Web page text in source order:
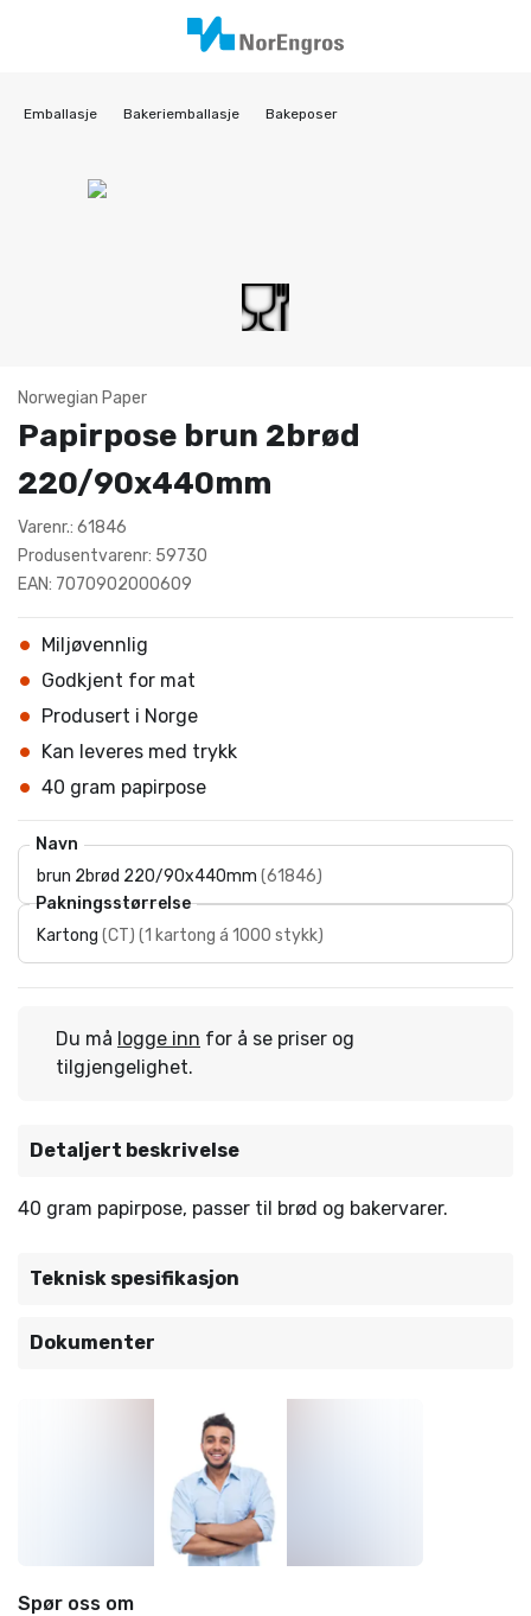
Emballasje Bakeriemballasje Bakeposer
Norwegian Paper
Papirpose brun 2brød
220/90x440mm
Varenr.: 61846
Produsentvarenr: 59730
EAN: 7070902000609
Miljøvennlig
Godkjent for mat
Produsert i Norge
Kan leveres med trykk
40 gram papirpose
Navn
brun 2brød 220/90x440mm (61846)
Pakningsstørrelse
Kartong (CT) (1 kartong á 1000 stykk)
Du må logge inn for å se priser og
tilgjengelighet.
Detaljert beskrivelse
40 gram papirpose, passer til brød og bakervarer.
Teknisk spesifikasjon
Dokumenter
Spør oss om